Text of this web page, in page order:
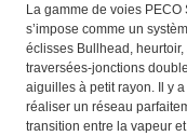
La gamme de voies
s’impose comme un
éclisses Bullhead,
traversées-jonctions
aiguilles à petit rayon. Il y
réaliser un réseau
transition entre la vapeur